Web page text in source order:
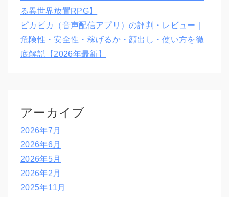
る異世界放置RPG】
ピカピカ（音声配信アプリ）の評判・レビュー｜
危険性・安全性・稼げるか・顔出し・使い方を徹
底解説【2026年最新】
アーカイブ
2026年7月
2026年6月
2026年5月
2026年2月
2025年11月